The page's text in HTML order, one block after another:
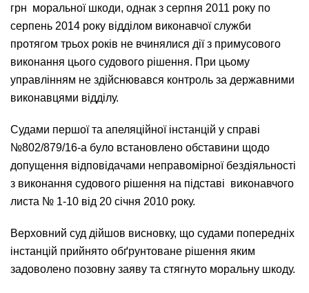
грн моральної шкоди, однак з серпня 2011 року по
серпень 2014 року відділом виконавчої служби
протягом трьох років не вчинялися дії з примусового
виконання цього судового рішення. При цьому
управлінням не здійснювався контроль за державними
виконавцями відділу.
Судами першої та апеляційної інстанцій у справі
№802/879/16-а було встановлено обставини щодо
допущення відповідачами неправомірної бездіяльності
з виконання судового рішення на підставі виконавчого
листа № 1-10 від 20 січня 2010 року.
Верховний суд дійшов висновку, що судами попередніх
інстанцій прийнято обґрунтоване рішення яким
задоволено позовну заяву та стягнуто моральну шкоду.